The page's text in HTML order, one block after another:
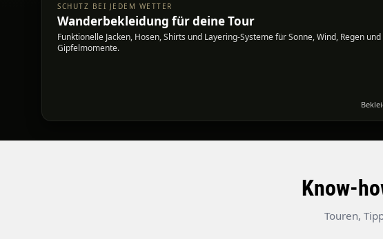
SCHUTZ BEI JEDEM WETTER
Wanderbekleidung für deine Tour
Funktionelle Jacken, Hosen, Shirts und Layering-Systeme für Sonne, Wind, Regen
Gipfelmomente.
Know-
Touren,